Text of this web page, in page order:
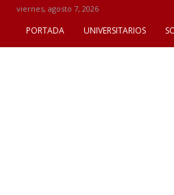
viernes, agosto 7, 2026
PORTADA UNIVERSITARIOS